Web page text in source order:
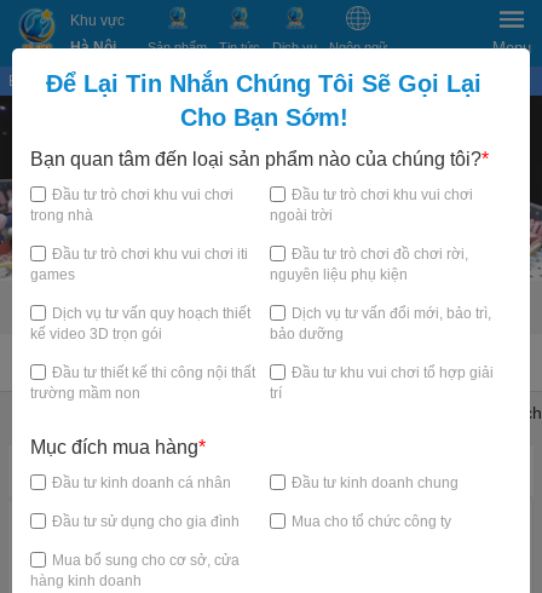
Khu vực
Hà Nội
Sản phẩm Tin tức Dịch vụ Ngôn ngữ Menu
Bạn đang xem tại
TRANG CHỦ
Thử
Danh mục nổi bật
Để Lại Tin Nhắn Chúng Tôi Sẽ Gọi Lại
Cho Bạn Sớm!
Bạn quan tâm đến loại sản phẩm nào của chúng tôi?*
Đầu tư trò chơi khu vui chơi
trong nhà
Đầu tư trò chơi khu vui chơi
ngoài trời
Đầu tư trò chơi khu vui chơi iti
games
Đầu tư trò chơi đồ chơi rời,
nguyên liệu phụ kiện
Dịch vụ tư vấn quy hoạch thiết
kế video 3D trọn gói
Dịch vụ tư vấn đổi mới, bảo trì,
bảo dưỡng
Đầu tư thiết kế thi công nội thất
trường mầm non
Đầu tư khu vui chơi tổ hợp giải
trí
Mục đích mua hàng*
Đầu tư kinh doanh cá nhân Đầu tư kinh doanh chung
Đầu tư sử dụng cho gia đình Mua cho tổ chức công ty
Mua bổ sung cho cơ sở, cửa
hàng kinh doanh